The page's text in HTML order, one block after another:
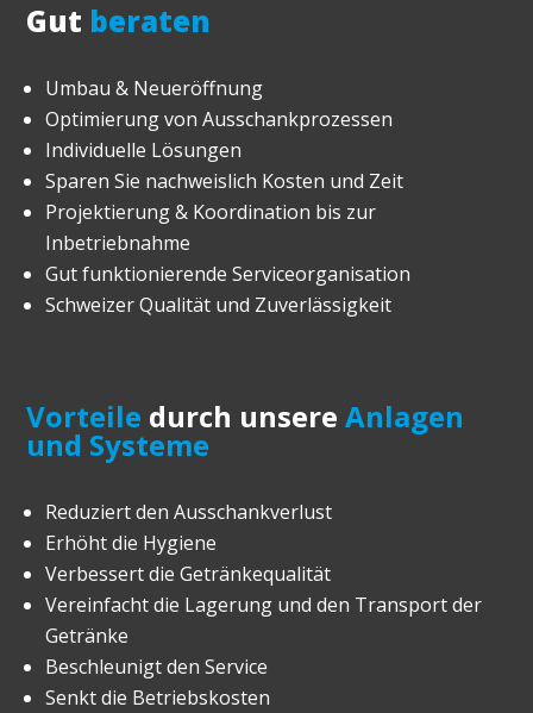
Gut beraten
Umbau & Neueröffnung
Optimierung von Ausschankprozessen
Individuelle Lösungen
Sparen Sie nachweislich Kosten und Zeit
Projektierung & Koordination bis zur
Inbetriebnahme
Gut funktionierende Serviceorganisation
Schweizer Qualität und Zuverlässigkeit
Vorteile durch unsereAnlagen
und Systeme
Reduziert den Ausschankverlust
Erhöht die Hygiene
Verbessert die Getränkequalität
Vereinfacht die Lagerung und den Transport der
Getränke
Beschleunigt den Service
Senkt die Betriebskosten